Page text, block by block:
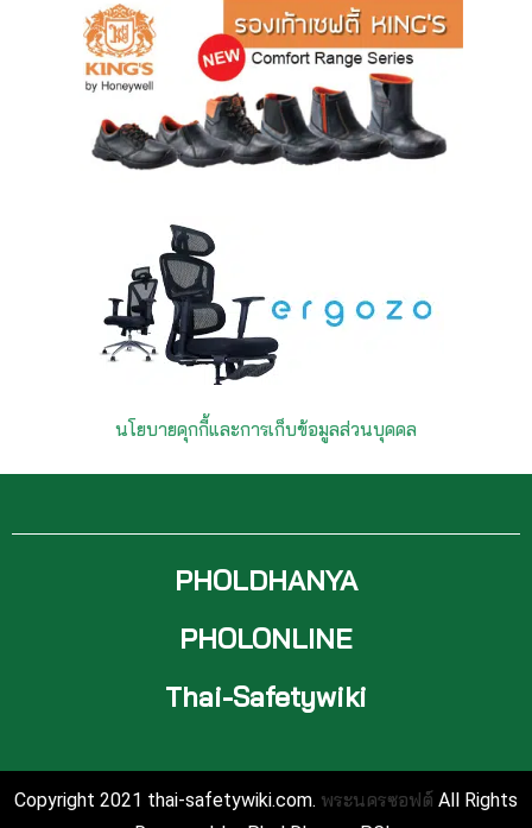
นโยบายคุกกี้และการเก็บข้อมูลส่วนบุคคล
PHOLDHANYA
PHOLONLINE
Thai-Safetywiki
Copyright 2021 thai-safetywiki.com. พระนครซอฟต์ All Rights